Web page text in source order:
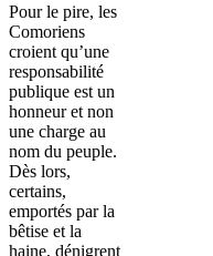
Pour le pire, les
Comoriens
croient qu’une
responsabilité
publique est un
honneur et non
une charge au
nom du peuple.
Dès lors,
certains,
emportés par la
bêtise et la
haine, dénigrent